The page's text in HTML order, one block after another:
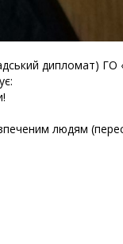
дипломат)
людям